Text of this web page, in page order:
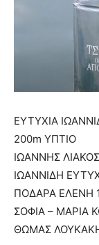
ΕΥΤΥΧΙΑ
200m ΥΠΤΙΟ
ΙΩΑΝΝΗΣ
ΙΩΑΝΝΙΔΗ
ΠΟΔΑΡΑ ΕΛΕΝΗ
ΣΟΦΙΑ – ΜΑΡΙΑ
ΘΩΜΑΣ